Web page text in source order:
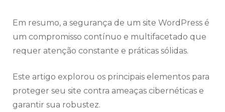
Em resumo, a segurança de um site WordPress é
um compromisso contínuo e multifacetado que
requer atenção constante e práticas sólidas.
Este artigo explorou os principais elementos para
proteger seu site contra ameaças cibernéticas e
garantir sua robustez.